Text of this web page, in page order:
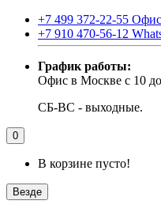
+7 499 372-22-55
+7 910 470-56-12
График работы:
Офис в Москве с 10
СБ-ВС - выходные.
0
В корзине пусто!
Везде